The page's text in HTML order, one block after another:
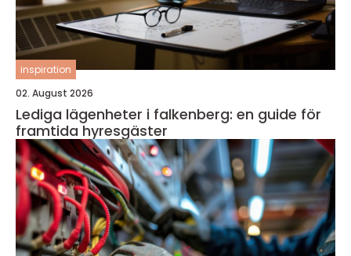
inspiration
02. August 2026
Lediga lägenheter i falkenberg: en guide för
framtida hyresgäster